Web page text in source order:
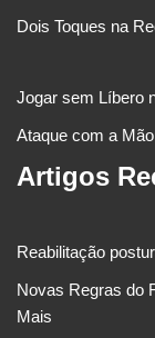
Dois Toques na
Jogar sem Líbero
Ataque com a
Artigos
Reabilitação
Novas Regras do
Mais